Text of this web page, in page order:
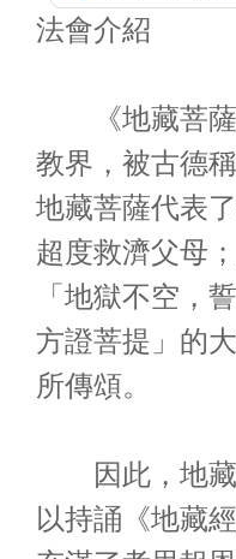
法會介紹
《地藏菩薩
教界，被古德
地藏菩薩代表
超度救濟父母
「地獄不空，
方證菩提」的
所傳頌。
因此，地藏
以持誦《地藏